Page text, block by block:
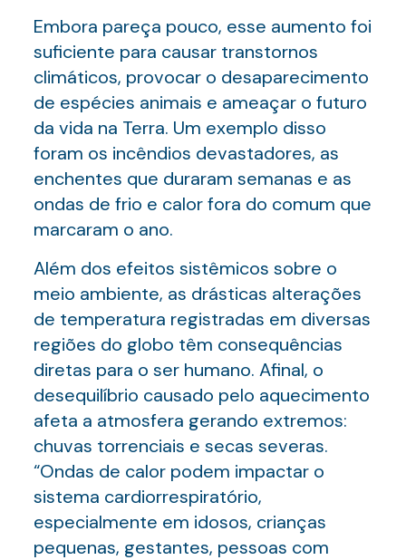
Embora pareça pouco, esse aumento foi
suficiente para causar transtornos
climáticos, provocar o desaparecimento
de espécies animais e ameaçar o futuro
da vida na Terra. Um exemplo disso
foram os incêndios devastadores, as
enchentes que duraram semanas e as
ondas de frio e calor fora do comum que
marcaram o ano.
Além dos efeitos sistêmicos sobre o
meio ambiente, as drásticas alterações
de temperatura registradas em diversas
regiões do globo têm consequências
diretas para o ser humano. Afinal, o
desequilíbrio causado pelo aquecimento
afeta a atmosfera gerando extremos:
chuvas torrenciais e secas severas.
“Ondas de calor podem impactar o
sistema cardiorrespiratório,
especialmente em idosos, crianças
pequenas, gestantes, pessoas com